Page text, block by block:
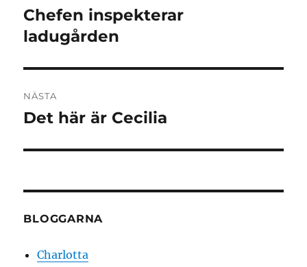
Föregående
inlägg:
Chefen inspekterar
ladugården
NÄSTA
Nästa
Det här är Cecilia
BLOGGARNA
Charlotta